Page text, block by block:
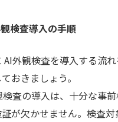
検査導入の手順
AI外観検査を導入する流
おきましょう。
検査の導入は、十分な事
が欠かせません。検査